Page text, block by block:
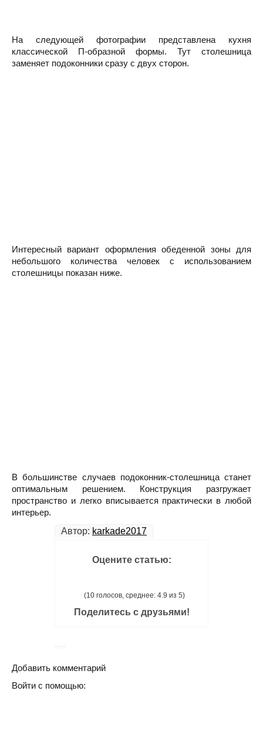
На следующей фотографии представлена кухня
классической П-образной формы. Тут столешница
заменяет подоконники сразу с двух сторон.
Интересный вариант оформления обеденной зоны для
небольшого количества человек с использованием
столешницы показан ниже.
В большинстве случаев подоконник-столешница станет
оптимальным решением. Конструкция разгружает
пространство и легко вписывается практически в любой
интерьер.
Автор: karkade2017
Оцените статью:
(10 голосов, среднее: 4.9 из 5)
Поделитесь с друзьями!
Добавить комментарий
Войти с помощью: